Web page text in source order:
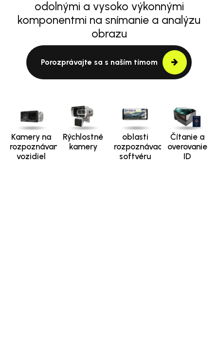
odolnými a vysoko výkonnými
komponentmi na snímanie a analýzu
obrazu
Porozprávajte sa s naším tímom
Kamery na
rozpoznávanie
vozidiel
Rýchlostné
kamery
oblasti
rozpoznávacieho
softvéru
Čítanie a
overovanie
ID